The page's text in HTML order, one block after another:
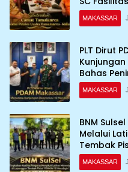
Dunia
MAKASSAR
PLT Dirut
Bahas
Asrama
MAKASSAR
BNM
Melalui
Tembak
MAKASSAR